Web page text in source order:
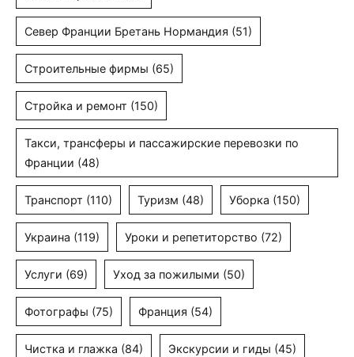
Север Франции Бретань Нормандия (51)
Строительные фирмы (65)
Стройка и ремонт (150)
Такси, трансферы и пассажирские перевозки по
Франции (48)
Транспорт (110) Туризм (48) Уборка (150)
Украина (119) Уроки и репетиторство (72)
Услуги (69) Уход за пожилыми (50)
Фотографы (75) Франция (54)
Чистка и глажка (84) Экскурсии и гиды (45)